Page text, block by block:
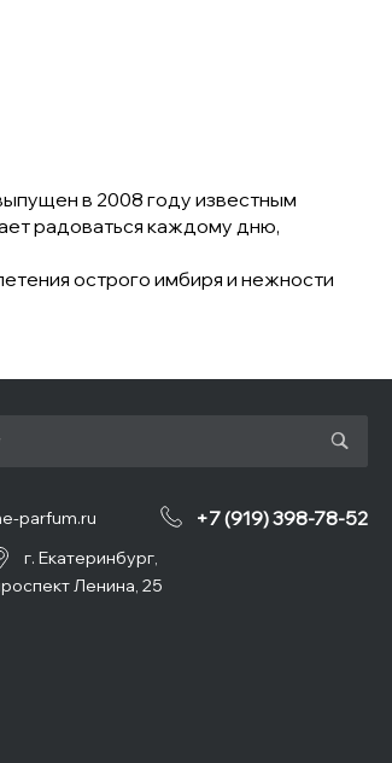
в 2008 году известным
радоваться каждому дню,
острого имбиря и нежности
parfum.ru +7 (919) 398-78-52
г. Екатеринбург,
Ленина, 25